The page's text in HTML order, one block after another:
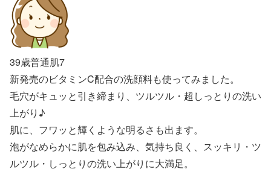
39歳普通肌7
新発売のビタミンC配合の洗顔料も使ってみました。
毛穴がキュッと引き締まり、ツルツル・超しっとりの洗い
上がり♪
肌に、フワッと輝くような明るさも出ます。
泡がなめらかに肌を包み込み、気持ち良く、スッキリ・ツ
ルツル・しっとりの洗い上がりに大満足。